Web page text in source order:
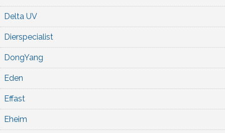
Delta UV
Dierspecialist
DongYang
Eden
Effast
Eheim